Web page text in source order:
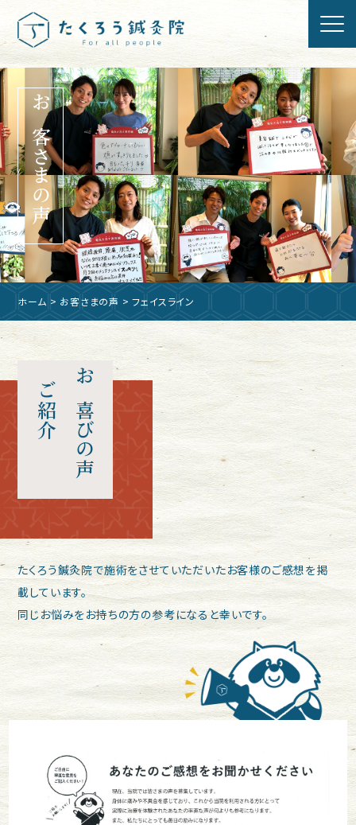
お客さまの声
ホーム > お客さまの声 > フェイスライン
お喜びの声
ご紹介
たくろう鍼灸院で施術をさせていただいたお客様のご感想を掲
載しています。
同じお悩みをお持ちの方の参考になると幸いです。